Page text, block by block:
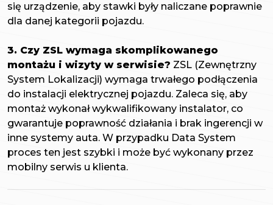
się urządzenie, aby stawki były naliczane poprawnie
dla danej kategorii pojazdu.
3. Czy ZSL wymaga skomplikowanego
montażu i wizyty w serwisie? ZSL (Zewnętrzny
System Lokalizacji) wymaga trwałego podłączenia
do instalacji elektrycznej pojazdu. Zaleca się, aby
montaż wykonał wykwalifikowany instalator, co
gwarantuje poprawność działania i brak ingerencji w
inne systemy auta. W przypadku Data System
proces ten jest szybki i może być wykonany przez
mobilny serwis u klienta.